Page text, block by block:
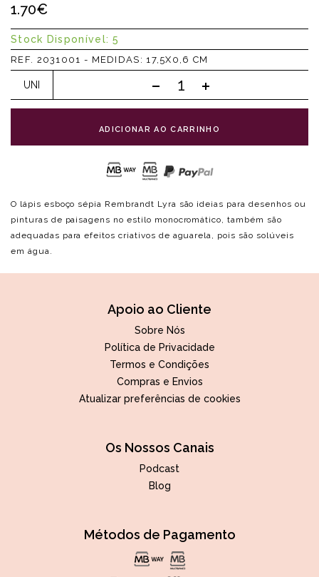
1.70€
Stock Disponível: 5
REF. 2031001 - MEDIDAS: 17,5X0,6 CM
UNI
ADICIONAR AO CARRINHO
O lápis esboço sépia Rembrandt Lyra são ideias para desenhos ou
pinturas de paisagens no estilo monocromático, também são
adequadas para efeitos criativos de aguarela, pois são solúveis
em água.
Apoio ao Cliente
Sobre Nós
Política de Privacidade
Termos e Condições
Compras e Envios
Atualizar preferências de cookies
Os Nossos Canais
Podcast
Blog
Métodos de Pagamento